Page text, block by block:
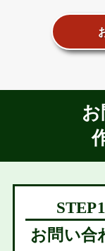
お問い合